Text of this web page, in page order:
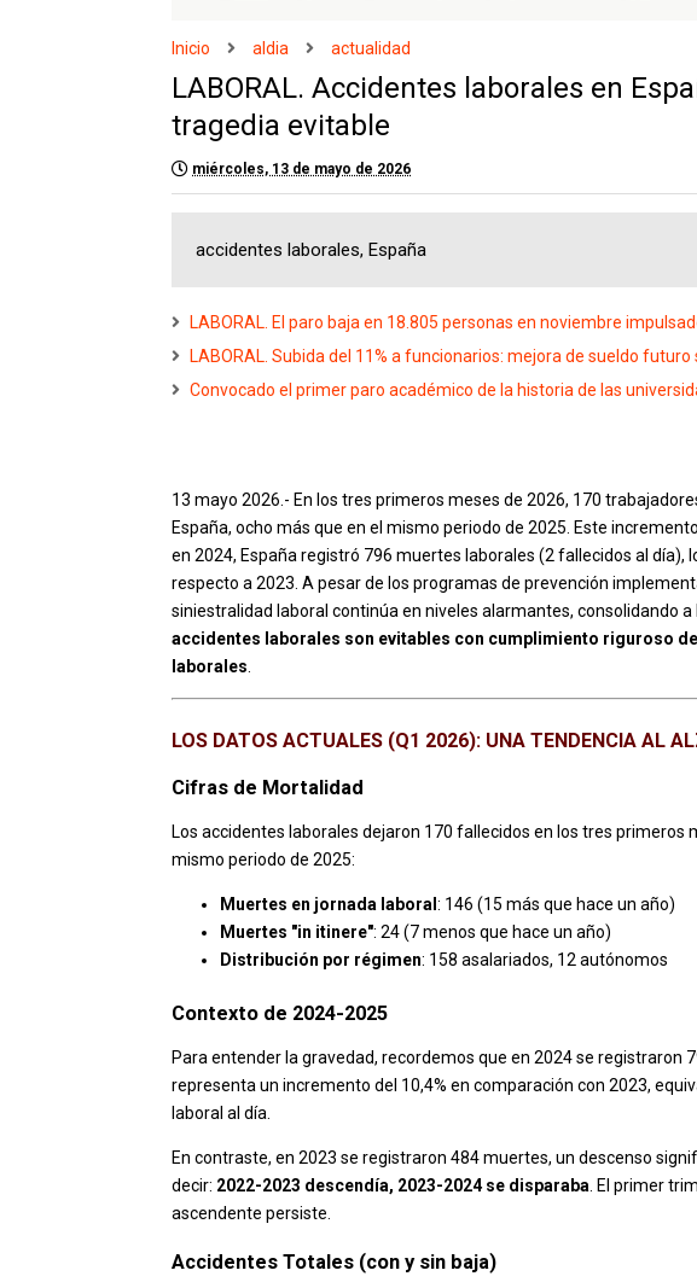
Inicio aldia actualidad
LABORAL. Accidentes laborales en
tragedia evitable
miércoles, 13 de mayo de 2026
accidentes laborales, España
LABORAL. El paro baja en 18.805 personas en noviembre
LABORAL. Subida del 11% a funcionarios: mejora de sueldo
Convocado el primer paro académico de la historia de las
13 mayo 2026.- En los tres primeros meses de 2026, 170
España, ocho más que en el mismo periodo de 2025. Este
en 2024, España registró 796 muertes laborales (2 fallecidos al día),
respecto a 2023. A pesar de los programas de prevención
siniestralidad laboral continúa en niveles alarmantes, consolidando a
accidentes laborales son evitables con cumplimiento riguroso
laborales
LOS DATOS ACTUALES (Q1 2026): UNA TENDENCIA AL
Cifras de Mortalidad
Los accidentes laborales dejaron 170 fallecidos en los tres primeros
mismo periodo de 2025:
Muertes en jornada laboral : 146 (15 más que hace un año)
Muertes "in itinere": 24 (7 menos que hace un año)
Distribución por régimen: 158 asalariados, 12 autónomos
Contexto de 2024-2025
Para entender la gravedad, recordemos que en 2024 se registraron
representa un incremento del 10,4% en comparación con 2023,
laboral al día.
En contraste, en 2023 se registraron 484 muertes, un descenso
decir: 2022-2023 descendía, 2023-2024 se disparaba. El primer
ascendente persiste.
Accidentes Totales (con y sin baja)